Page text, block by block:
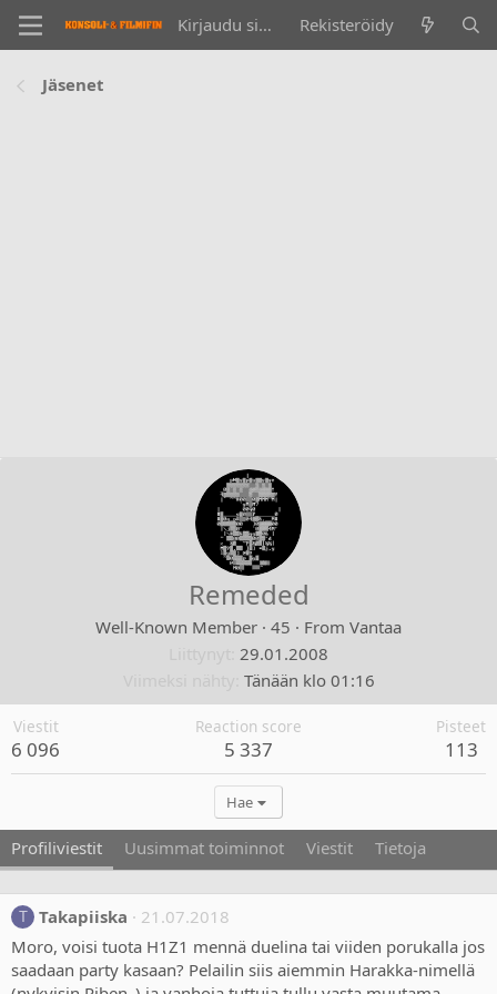
Kirjaudu sisään Rekisteröidy
Jäsenet
Remeded
Well-Known Member · 45 · From Vantaa
29.01.2008
Tänään klo 01:16
Viestit
6 096
Reaction score
5 337
Pisteet
113
Hae
Profiliviestit Uusimmat toiminnot Viestit Tietoja
T Takapiiska
21.07.2018
Moro, voisi tuota H1Z1 mennä duelina tai viiden porukalla jos
saadaan party kasaan? Pelailin siis aiemmin Harakka-nimellä